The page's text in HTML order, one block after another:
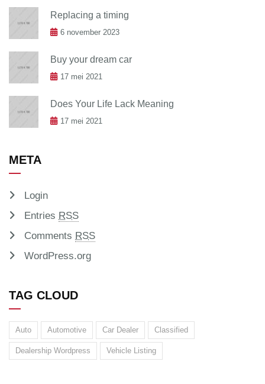
Replacing a timing
6 november 2023
Buy your dream car
17 mei 2021
Does Your Life Lack Meaning
17 mei 2021
META
Login
Entries RSS
Comments RSS
WordPress.org
TAG CLOUD
Auto Automotive Car Dealer Classified
Dealership Wordpress Vehicle Listing